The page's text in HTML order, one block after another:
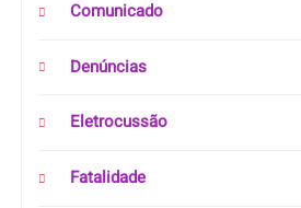
Comunicado
Denúncias
Eletrocussão
Fatalidade